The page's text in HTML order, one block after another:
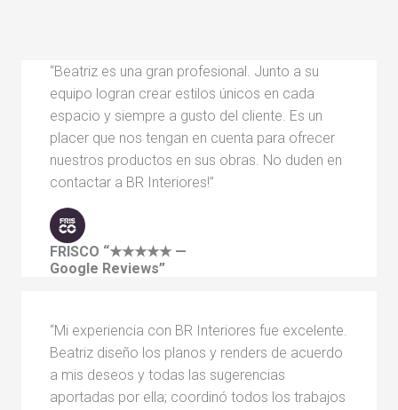
“Beatriz es una gran profesional. Junto a su
equipo logran crear estilos únicos en cada
espacio y siempre a gusto del cliente. Es un
placer que nos tengan en cuenta para ofrecer
nuestros productos en sus obras. No duden en
contactar a BR Interiores!”
FRISCO “★★★★★ —
Google Reviews”
“Mi experiencia con BR Interiores fue excelente.
Beatriz diseño los planos y renders de acuerdo
a mis deseos y todas las sugerencias
aportadas por ella; coordinó todos los trabajos